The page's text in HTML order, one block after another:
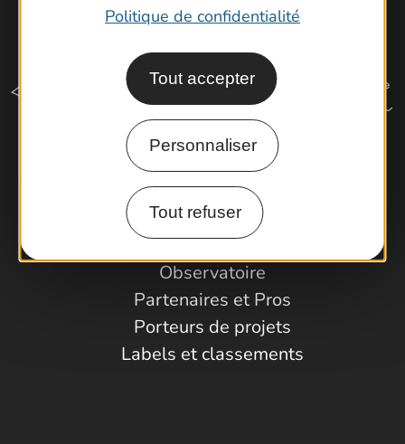
Politique de confidentialité
Tout accepter
Personnaliser
Tout refuser
Comment venir ?
Espace Pro
Observatoire
Partenaires et Pros
Porteurs de projets
Labels et classements